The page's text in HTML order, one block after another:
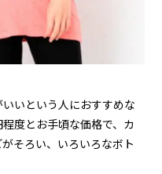
いという人におすすめな
度とお手頃な価格で、カ
そろい、いろいろなボト